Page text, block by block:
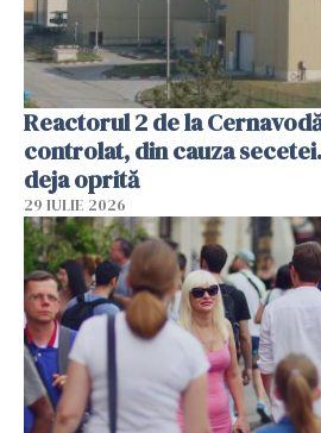
Reactorul 2 de la
controlat, din cauza
deja oprită
29 IULIE 2026